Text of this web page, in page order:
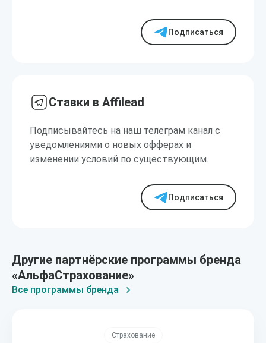
Подписаться
Ставки в Affilead
Подписывайтесь на наш телеграм канал с
уведомлениями о новых офферах и
изменении условий по существующим.
Подписаться
Другие партнёрские программы бренда
«АльфаСтрахование»
Все программы бренда
Страхование